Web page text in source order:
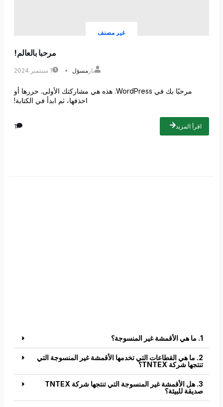
غير مصنف
مرحبا بالعالم!
بار مسؤل 1 سبتمبر 2024
مرحبًا بك في WordPress. هذه هي مشاركتك الأولى. حررها أو
احذفها، ثم ابدأ في الكتابة!
اقرأ المزيد 1
1. ما هي الأقمشة غير المنسوجة؟
2. ما هي القطاعات التي تخدمها الأقمشة غير المنسوجة التي
تنتجها شركة TNTEX؟
3. هل الأقمشة غير المنسوجة التي تنتجها شركة TNTEX
صديقة للبيئة؟